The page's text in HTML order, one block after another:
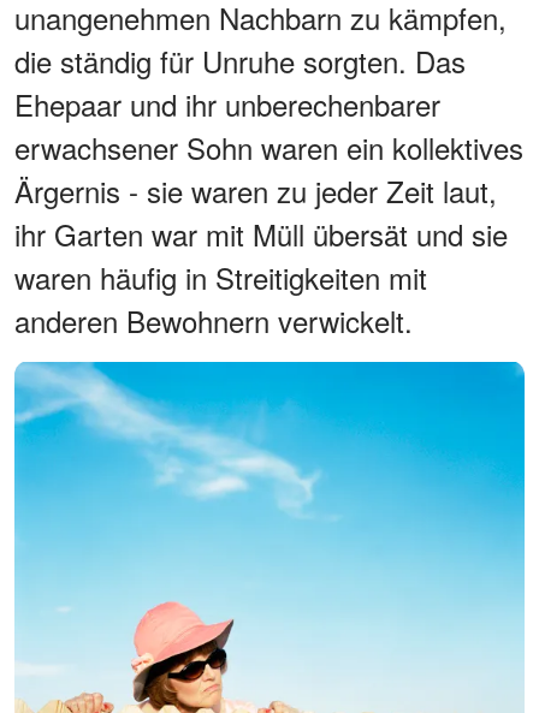
unangenehmen Nachbarn zu kämpfen,
die ständig für Unruhe sorgten. Das
Ehepaar und ihr unberechenbarer
erwachsener Sohn waren ein kollektives
Ärgernis - sie waren zu jeder Zeit laut,
ihr Garten war mit Müll übersät und sie
waren häufig in Streitigkeiten mit
anderen Bewohnern verwickelt.